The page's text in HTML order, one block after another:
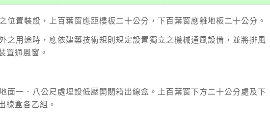
位置裝設，上百葉窗應距樓板二十公分，下百葉窗應離地板二十公分。
之用途時，應依建築技術規則規定設置獨立之機械通風設備，並將排風
置通風窗。
面一．八公尺處埋設低壓開關箱出線盒。上百葉窗下方二十公分處及下
線盒各乙組。